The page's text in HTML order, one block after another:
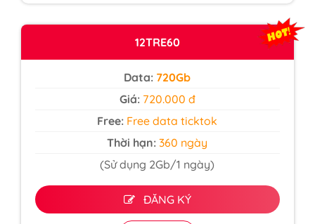
12TRE60
Data: 720Gb
Giá: 720.000 đ
Free: Free data ticktok
Thời hạn: 360 ngày
(Sử dụng 2Gb/1 ngày)
ĐĂNG KÝ